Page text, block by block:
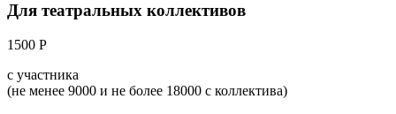
Для театральных коллективов
1500 Р
с участника
(не менее 9000 и не более 18000 с коллектива)